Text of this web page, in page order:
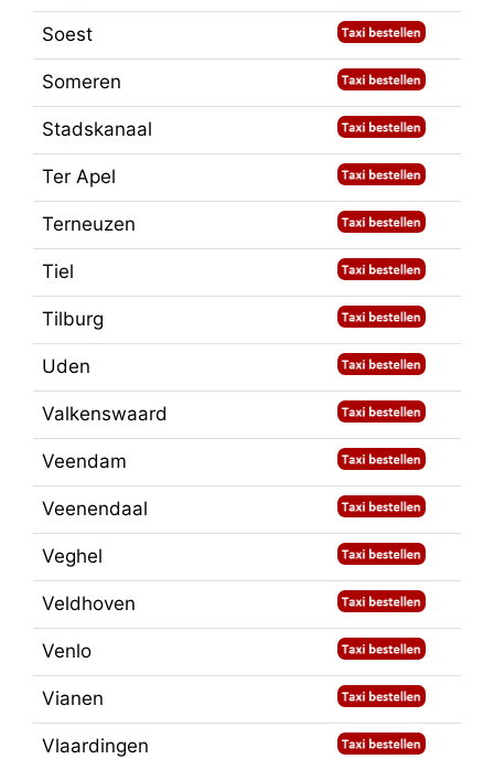
Soest
Someren
Stadskanaal
Ter Apel
Terneuzen
Tiel
Tilburg
Uden
Valkenswaard
Veendam
Veenendaal
Veghel
Veldhoven
Venlo
Vianen
Vlaardingen